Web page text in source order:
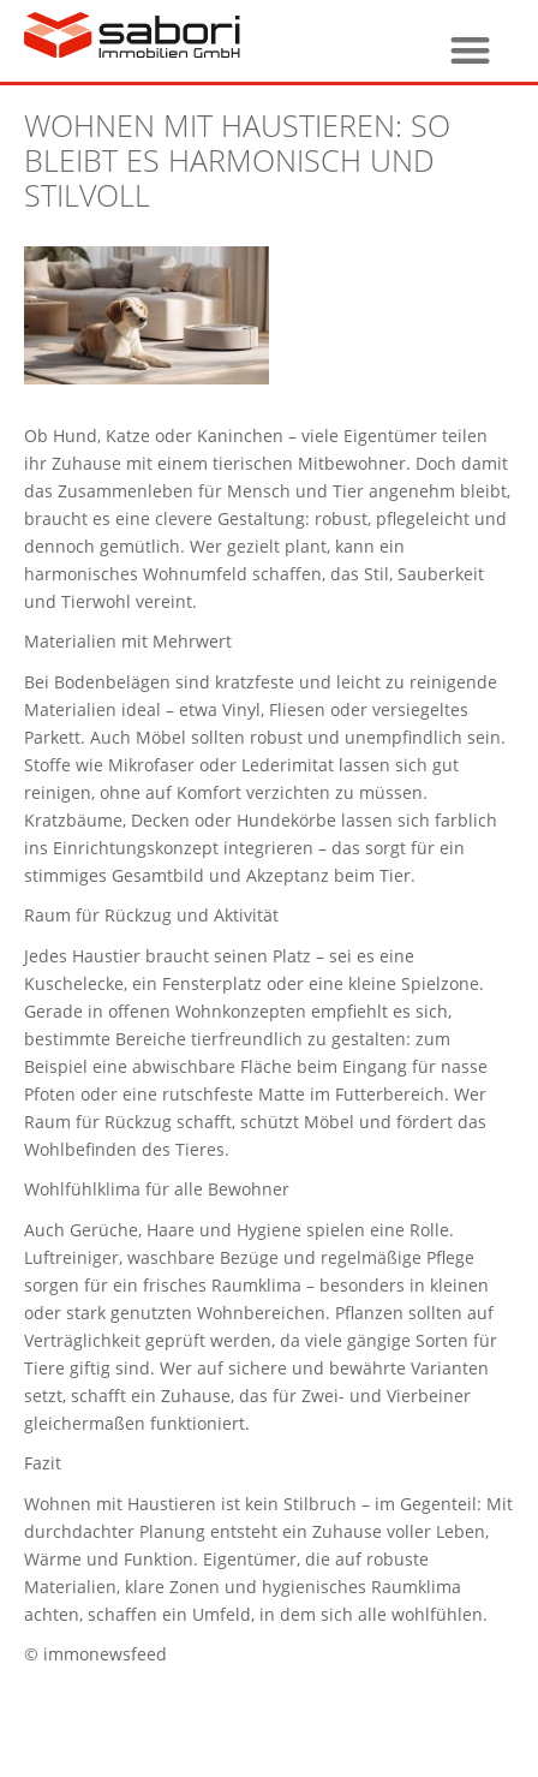
WOHNEN MIT HAUSTIEREN: SO
BLEIBT ES HARMONISCH UND
STILVOLL
Ob Hund, Katze oder Kaninchen – viele Eigentümer teilen
ihr Zuhause mit einem tierischen Mitbewohner. Doch damit
das Zusammenleben für Mensch und Tier angenehm bleibt,
braucht es eine clevere Gestaltung: robust, pflegeleicht und
dennoch gemütlich. Wer gezielt plant, kann ein
harmonisches Wohnumfeld schaffen, das Stil, Sauberkeit
und Tierwohl vereint.
Materialien mit Mehrwert
Bei Bodenbelägen sind kratzfeste und leicht zu reinigende
Materialien ideal – etwa Vinyl, Fliesen oder versiegeltes
Parkett. Auch Möbel sollten robust und unempfindlich sein.
Stoffe wie Mikrofaser oder Lederimitat lassen sich gut
reinigen, ohne auf Komfort verzichten zu müssen.
Kratzbäume, Decken oder Hundekörbe lassen sich farblich
ins Einrichtungskonzept integrieren – das sorgt für ein
stimmiges Gesamtbild und Akzeptanz beim Tier.
Raum für Rückzug und Aktivität
Jedes Haustier braucht seinen Platz – sei es eine
Kuschelecke, ein Fensterplatz oder eine kleine Spielzone.
Gerade in offenen Wohnkonzepten empfiehlt es sich,
bestimmte Bereiche tierfreundlich zu gestalten: zum
Beispiel eine abwischbare Fläche beim Eingang für nasse
Pfoten oder eine rutschfeste Matte im Futterbereich. Wer
Raum für Rückzug schafft, schützt Möbel und fördert das
Wohlbefinden des Tieres.
Wohlfühlklima für alle Bewohner
Auch Gerüche, Haare und Hygiene spielen eine Rolle.
Luftreiniger, waschbare Bezüge und regelmäßige Pflege
sorgen für ein frisches Raumklima – besonders in kleinen
oder stark genutzten Wohnbereichen. Pflanzen sollten auf
Verträglichkeit geprüft werden, da viele gängige Sorten für
Tiere giftig sind. Wer auf sichere und bewährte Varianten
setzt, schafft ein Zuhause, das für Zwei- und Vierbeiner
gleichermaßen funktioniert.
Fazit
Wohnen mit Haustieren ist kein Stilbruch – im Gegenteil: Mit
durchdachter Planung entsteht ein Zuhause voller Leben,
Wärme und Funktion. Eigentümer, die auf robuste
Materialien, klare Zonen und hygienisches Raumklima
achten, schaffen ein Umfeld, in dem sich alle wohlfühlen.
© immonewsfeed